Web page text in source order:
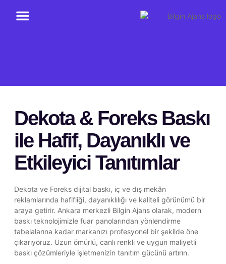
Dekota & Foreks Baskı
ile Hafif, Dayanıklı ve
Etkileyici Tanıtımlar
Dekota ve Foreks dijital baskı, iç ve dış mekân
reklamlarında hafifliği, dayanıklılığı ve kaliteli görünümü bir
araya getirir. Ankara merkezli Bilgin Ajans olarak, modern
baskı teknolojimizle fuar panolarından yönlendirme
tabelalarına kadar markanızı profesyonel bir şekilde öne
çıkarıyoruz. Uzun ömürlü, canlı renkli ve uygun maliyetli
baskı çözümleriyle işletmenizin tanıtım gücünü artırın.